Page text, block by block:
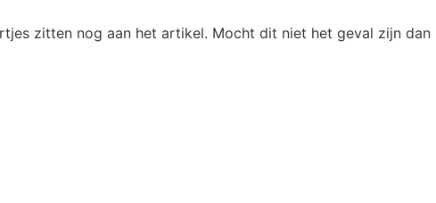
zitten nog aan het artikel. Mocht dit niet het geval zijn dan